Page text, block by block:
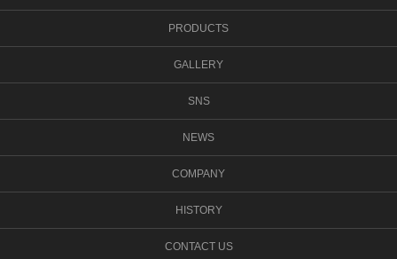
PRODUCTS
GALLERY
SNS
NEWS
COMPANY
HISTORY
CONTACT US